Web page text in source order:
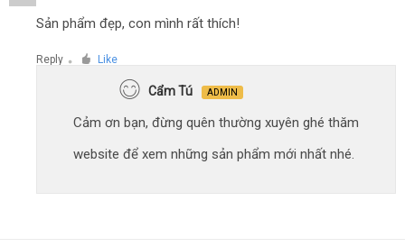
Sản phẩm đẹp, con mình rất thích!
Reply ● Like
Cẩm Tú ADMIN
Cảm ơn bạn, đừng quên thường xuyên ghé thăm
website để xem những sản phẩm mới nhất nhé.